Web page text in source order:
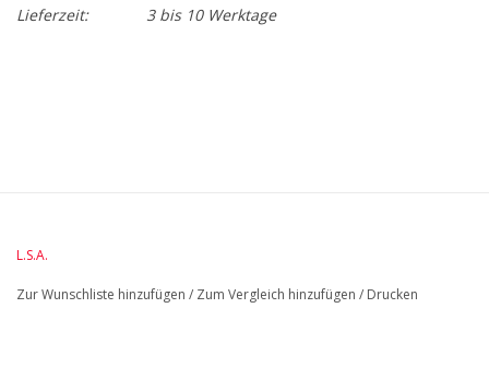
Lieferzeit:
3 bis 10 Werktage
L.S.A.
Zur Wunschliste hinzufügen / Zum Vergleich hinzufügen / Drucken